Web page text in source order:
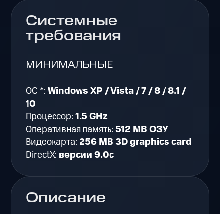
Описание
Системные
требования
МИНИМАЛЬНЫЕ
ОС *:Windows XP / Vista / 7 / 8 / 8.1 /
10
Процессор:1.5 GHz
Оперативная память:512 MB ОЗУ
Видеокарта: 256 MB 3D graphics card
DirectX: версии 9.0c